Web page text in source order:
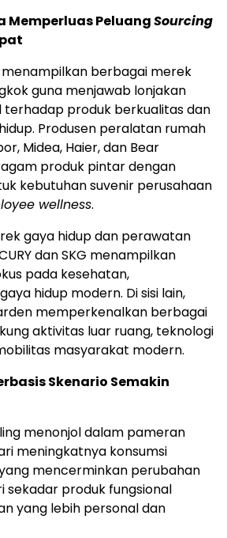
Memperluas PeluangSourcing
berbagai merek
guna menjawab lonjakan
produk berkualitas dan
Produsen peralatan rumah
Midea, Haier, dan Bear
produk pintar dengan
kebutuhan suvenir perusahaan
wellness.
gaya hidup dan perawatan
dan SKG menampilkan
pada kesehatan,
hidup modern. Di sisi lain,
memperkenalkan berbagai
aktivitas luar ruang, teknologi
masyarakat modern.
Skenario Semakin
menonjol dalam pameran
meningkatnya konsumsi
mencerminkan perubahan
sekadar produk fungsional
yang lebih personal dan